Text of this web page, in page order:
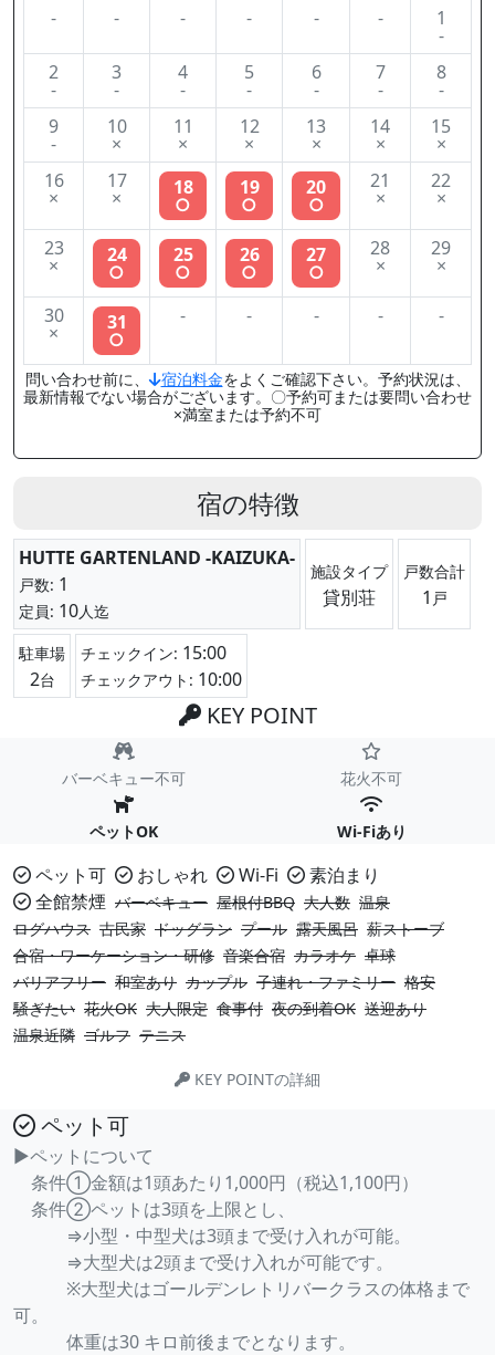
- - - - - - 1
-
2
-
3
-
4
-
5
-
6
-
7
-
8
-
9
-
10
×
11
×
12
×
13
×
14
×
15
×
16
×
17
× 18
○
19
○
20
○
21
×
22
×
23
× 24
○
25
○
26
○
27
○
28
×
29
×
30
× 31
○
- - - - -
問い合わせ前に、 宿泊料金をよくご確認下さい。予約状況は、
最新情報でない場合がございます。〇予約可または要問い合わせ
×満室または予約不可
宿の特徴
HUTTE GARTENLAND -KAIZUKA-
戸数: 1
定員: 10人迄
施設タイプ
貸別荘
戸数合計
1 戸
駐車場
2台
チェックイン: 15:00
チェックアウト: 10:00
KEY POINT
バーベキュー不可 花火不可
ペットOK Wi-Fiあり
ペット可 おしゃれ Wi-Fi
素泊まり
全館禁煙 バーベキュー 屋根付BBQ 大人数 温泉
ログハウス 古民家 ドッグラン プール 露天風呂 薪ストーブ
合宿・ワーケーション・研修 音楽合宿 カラオケ 卓球
バリアフリー 和室あり カップル 子連れ・ファミリー 格安
騒ぎたい 花火OK 大人限定 食事付 夜の到着OK 送迎あり
温泉近隣 ゴルフ テニス
KEY POINTの詳細
ペット可
▶ペットについて
条件①金額は1頭あたり1,000円（税込1,100円）
条件②ペットは3頭を上限とし、
⇒小型・中型犬は3頭まで受け入れが可能。
⇒大型犬は2頭まで受け入れが可能です。
※大型犬はゴールデンレトリバークラスの体格まで
可。
体重は30 キロ前後までとなります。